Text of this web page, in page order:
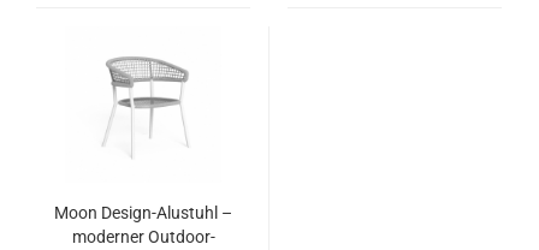
Moon Design-Alustuhl –
moderner Outdoor-